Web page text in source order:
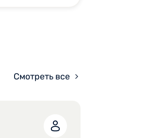
Смотреть все